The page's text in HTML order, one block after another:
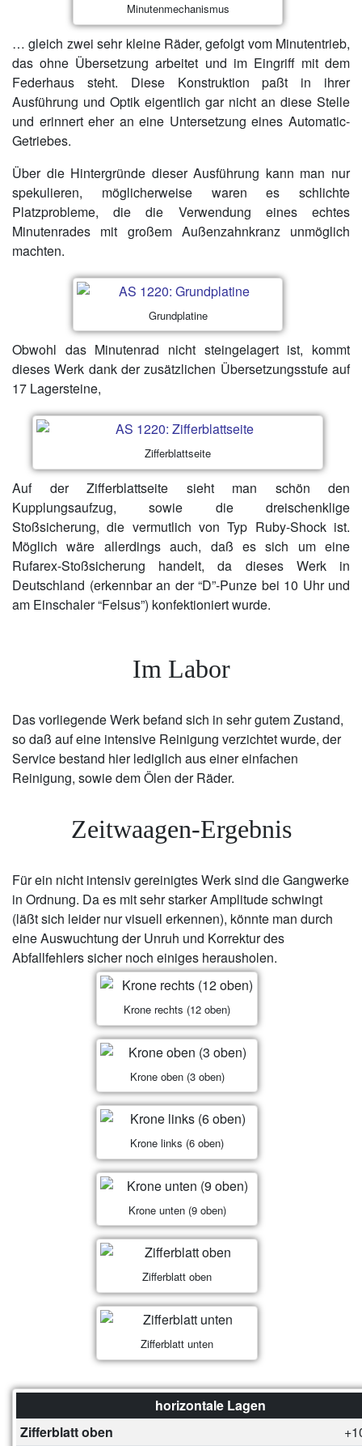
Minutenmechanismus
… gleich zwei sehr kleine Räder, gefolgt vom Minutentrieb,
das ohne Übersetzung arbeitet und im Eingriff mit dem
Federhaus steht. Diese Konstruktion paßt in ihrer
Ausführung und Optik eigentlich gar nicht an diese Stelle
und erinnert eher an eine Untersetzung eines Automatic-
Getriebes.
Über die Hintergründe dieser Ausführung kann man nur
spekulieren, möglicherweise waren es schlichte
Platzprobleme, die die Verwendung eines echtes
Minutenrades mit großem Außenzahnkranz unmöglich
machten.
Grundplatine
Obwohl das Minutenrad nicht steingelagert ist, kommt
dieses Werk dank der zusätzlichen Übersetzungsstufe auf
17 Lagersteine,
Zifferblattseite
Auf der Zifferblattseite sieht man schön den
Kupplungsaufzug, sowie die dreischenklige
Stoßsicherung, die vermutlich von Typ Ruby-Shock ist.
Möglich wäre allerdings auch, daß es sich um eine
Rufarex-Stoßsicherung handelt, da dieses Werk in
Deutschland (erkennbar an der “D”-Punze bei 10 Uhr und
am Einschaler “Felsus”) konfektioniert wurde.
Im Labor
Das vorliegende Werk befand sich in sehr gutem Zustand,
so daß auf eine intensive Reinigung verzichtet wurde, der
Service bestand hier lediglich aus einer einfachen
Reinigung, sowie dem Ölen der Räder.
Zeitwaagen-Ergebnis
Für ein nicht intensiv gereinigtes Werk sind die Gangwerke
in Ordnung. Da es mit sehr starker Amplitude schwingt
(läßt sich leider nur visuell erkennen), könnte man durch
eine Auswuchtung der Unruh und Korrektur des
Abfallfehlers sicher noch einiges herausholen.
Krone rechts (12 oben)
Krone oben (3 oben)
Krone links (6 oben)
Krone unten (9 oben)
Zifferblatt oben
Zifferblatt unten
horizontale Lagen
Zifferblatt oben